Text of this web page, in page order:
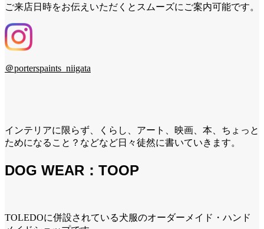
ご来店日時をお伝えいただくとスムーズにご案内可能です。
＠porterspaints_niigata
インテリアに限らず、くらし、アート、映画、本、ちょっと
ためになること？などなど日々徒然に書いていきます。
DOG WEAR：TOOP
TOLEDOに併設されている犬服のオーダーメイド・ハンド